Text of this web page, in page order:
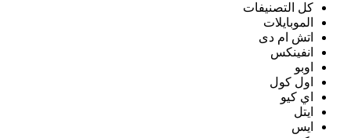
كل التصنيفات
الموبايلات
اتش ام دى
انفينكس
اوبو
اول كول
اي كيو
ايتل
ايس